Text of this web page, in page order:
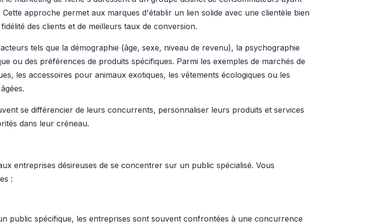
approche permet aux marques d'établir un lien solide avec une clientèle bien
des clients et de meilleurs taux de conversion.
tels que la démographie (âge, sexe, niveau de revenu), la psychographie
ou des préférences de produits spécifiques. Parmi les exemples de marchés de
les accessoires pour animaux exotiques, les vêtements écologiques ou les
se différencier de leurs concurrents, personnaliser leurs produits et services
dans leur créneau.
entreprises désireuses de se concentrer sur un public spécialisé. Vous
:
public spécifique, les entreprises sont souvent confrontées à une concurrence